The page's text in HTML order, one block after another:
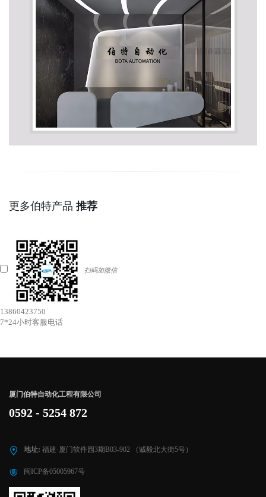
更多伯特产品 推荐
扫码加微信
13860423750
7*24小时客服电话
厦门伯特自动化工程有限公司
0592 - 5254 872
地址: 福建·厦门软件园3期B03-902 （诚毅北大街5号）
闽ICP备05005967号